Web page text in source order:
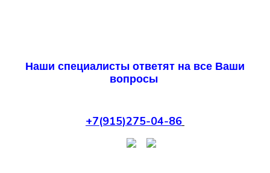
Наши специалисты ответят на все Ваши
вопросы
+7(915)275-04-86